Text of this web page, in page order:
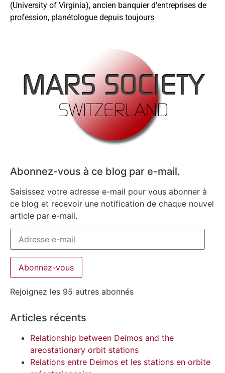
(University of Virginia), ancien banquier d’entreprises de
profession, planétologue depuis toujours
Abonnez-vous à ce blog par e-mail.
Saisissez votre adresse e-mail pour vous abonner à
ce blog et recevoir une notification de chaque nouvel
article par e-mail.
Abonnez-vous
Rejoignez les 95 autres abonnés
Articles récents
Relationship between Deimos and the
areostationary orbit stations
Relations entre Deimos et les stations en orbite